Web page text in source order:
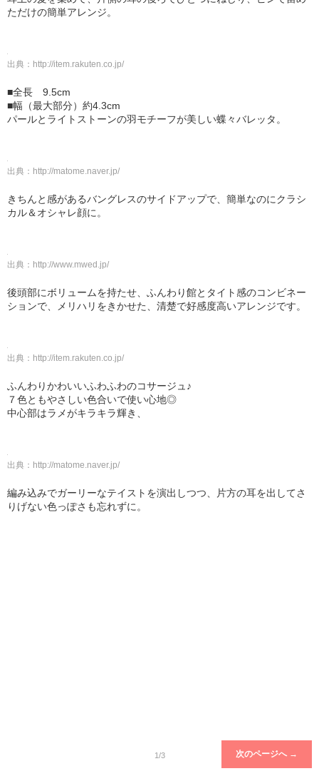
ただけの簡単アレンジ。
出典： http://item.rakuten.co.jp/
■全長 9.5cm
■幅（最大部分）約4.3cm
パールとライトストーンの羽モチーフが美しい蝶々バレッタ。
出典： http://matome.naver.jp/
きちんと感があるバングレスのサイドアップで、簡単なのにクラシ
カル＆オシャレ顔に。
出典： http://www.mwed.jp/
後頭部にボリュームを持たせ、ふんわり館とタイト感のコンビネー
ションで、メリハリをきかせた、清楚で好感度高いアレンジです。
出典： http://item.rakuten.co.jp/
ふんわりかわいいふわふわのコサージュ♪
７色ともやさしい色合いで使い心地◎
中心部はラメがキラキラ輝き、
出典： http://matome.naver.jp/
編み込みでガーリーなテイストを演出しつつ、片方の耳を出してさ
りげない色っぽさも忘れずに。
1/3 次のページへ →